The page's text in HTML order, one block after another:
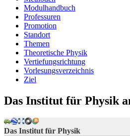
Modulhandbuch
Professuren
Promotion
Standort
Themen
Theoretische Physik
Vertiefungsrichtung
Vorlesungsverzeichnis
Ziel
Das Institut für Physik
Das Institut für Physik